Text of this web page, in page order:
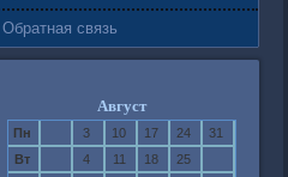
Обратная связь
Август
Пн 3 10 17 24
31
Вт
4 11 18
25